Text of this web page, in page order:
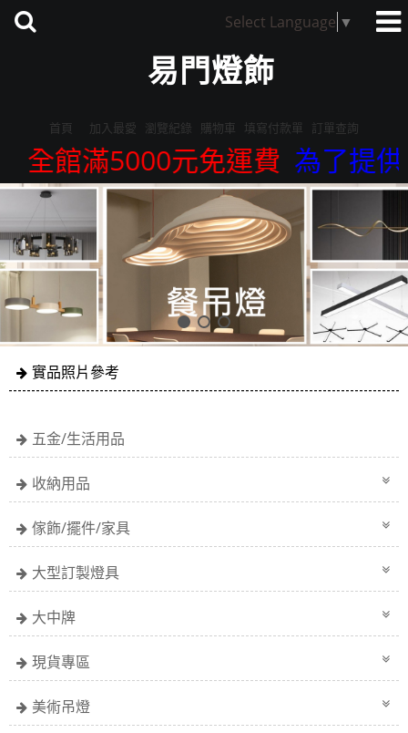
Select Language ▼
易門燈飾
首頁 加入最愛 瀏覽紀錄 購物車 填寫付款單 訂單查詢
全館滿5000元免運費 為了提供
實品照片參考
五金/生活用品
收納用品
傢飾/擺件/家具
大型訂製燈具
大中牌
現貨專區
美術吊燈